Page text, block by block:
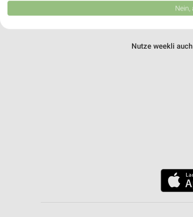
✔Push-
Nutze weekli
Erstellung von Profilen für personalisierte Werbung
Erstellung von Profilen zur Personalisierung von
Verwendung von Profilen zur Auswahl personalisierter
Analyse von Zielgruppen durch Statistiken oder
Verwendung reduzierter Daten zur Auswahl von Inhalten
Nein,